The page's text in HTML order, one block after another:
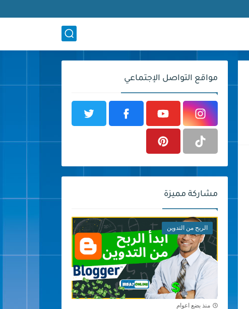
مواقع التواصل الإجتماعي
مشاركة مميزة
الربح من التدوين
منذ بضع اعوام